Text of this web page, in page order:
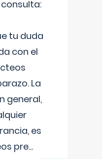
tu duda
con el
La
general,
es
pre...